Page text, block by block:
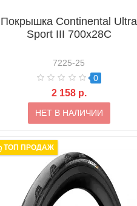
Покрышка Continental Ultra
Sport III 700x28C
7225-25
0
2 158 р.
НЕТ В НАЛИЧИИ
ТОП ПРОДАЖ